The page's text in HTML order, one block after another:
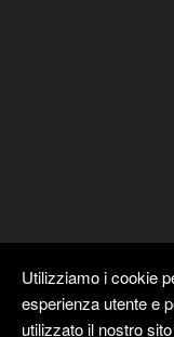
Utilizziamo i cookie
esperienza utente e
utilizzato il nostro